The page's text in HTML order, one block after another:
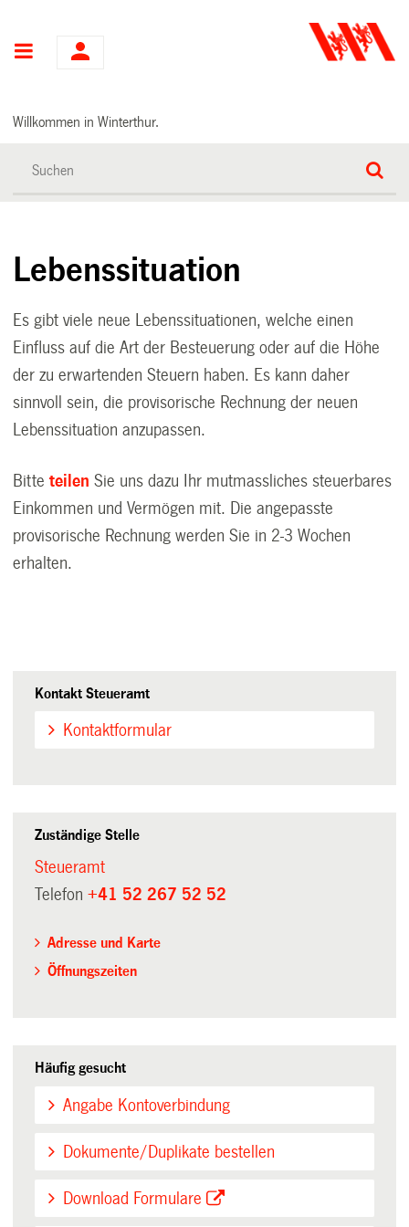
Hauptnavigation
Willkommen in Winterthur.
Lebenssituation
Es gibt viele neue Lebenssituationen, welche einen
Einfluss auf die Art der Besteuerung oder auf die Höhe
der zu erwartenden Steuern haben. Es kann daher
sinnvoll sein, die provisorische Rechnung der neuen
Lebenssituation anzupassen.
BitteteilenSie uns dazu Ihr mutmassliches steuerbares
Einkommen und Vermögen mit. Die angepasste
provisorische Rechnung werden Sie in 2-3 Wochen
erhalten.
Kontakt Steueramt
Kontaktformular
Zuständige Stelle
Steueramt
Telefon+41 52 267 52 52
Adresse und Karte
Öffnungszeiten
Häufig gesucht
Angabe Kontoverbindung
Dokumente/Duplikate bestellen
Download Formulare